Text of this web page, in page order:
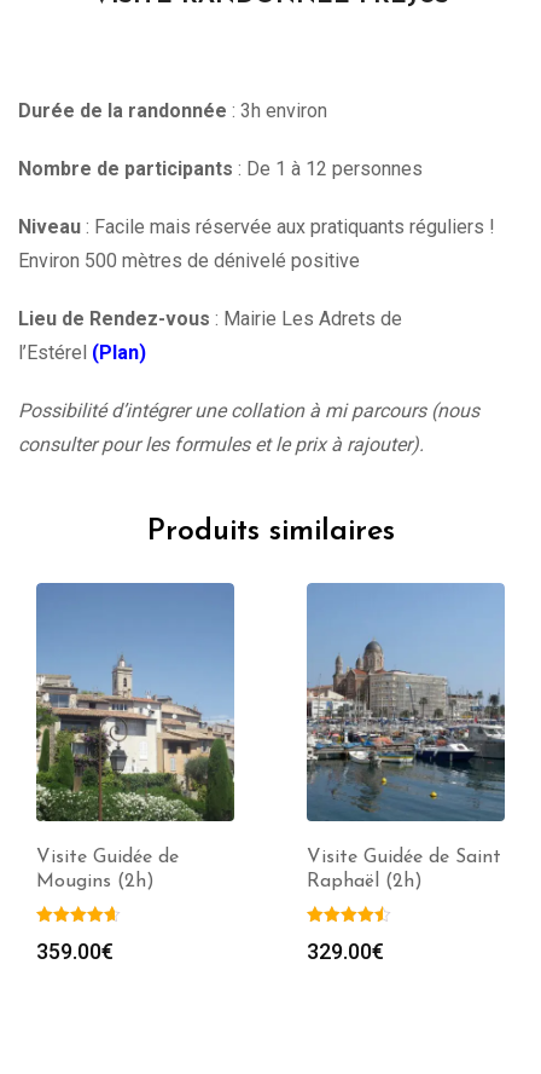
Durée de la randonnée : 3h environ
Nombre de participants : De 1 à 12 personnes
Niveau : Facile mais réservée aux pratiquants réguliers !
Environ 500 mètres de dénivelé positive
Lieu de Rendez-vous : Mairie Les Adrets de
l’Estérel (Plan)
Possibilité d’intégrer une collation à mi parcours (nous
consulter pour les formules et le prix à rajouter).
Produits similaires
Visite Guidée de
Mougins (2h)
359.00€
Visite Guidée de Saint
Raphaël (2h)
329.00€